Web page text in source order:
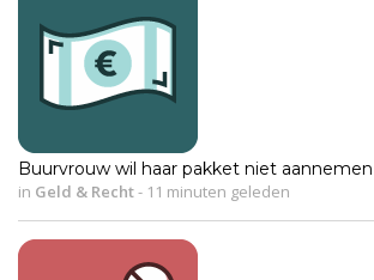
Buurvrouw wil haar pakket niet aannemen
in Geld & Recht- 11 minuten geleden